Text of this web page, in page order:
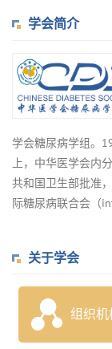
学会简介
学会糖尿病学组。
上，中华医学会内
共和国卫生部批准
际糖尿病联合会（
关于学会
组织机